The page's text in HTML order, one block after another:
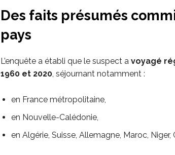
Des faits présumés
pays
L’enquête a établi que le suspect a voyagé
1960 et 2020, séjournant notamment :
en France métropolitaine,
en Nouvelle-Calédonie,
en Algérie, Suisse, Allemagne, Maroc,